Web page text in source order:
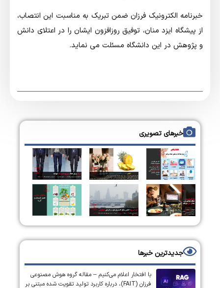
خبرنامه الکترونیک فرزان ضمن تبریک به مناسبت این انتصاب،
از پیشگاه ایزد منان، توفیق روزافزون ایشان را در اعتلای دانش
و پژوهش در این دانشگاه مسئلت می نماید.
خبرهای تصویری
جدیدترین خبرها
با افتخار اعلام می‌کنیم – مقاله گروه هوش مصنوعی
فرزان (FAIT)، درباره کاربرد تولید تقویت شده مبتنی بر